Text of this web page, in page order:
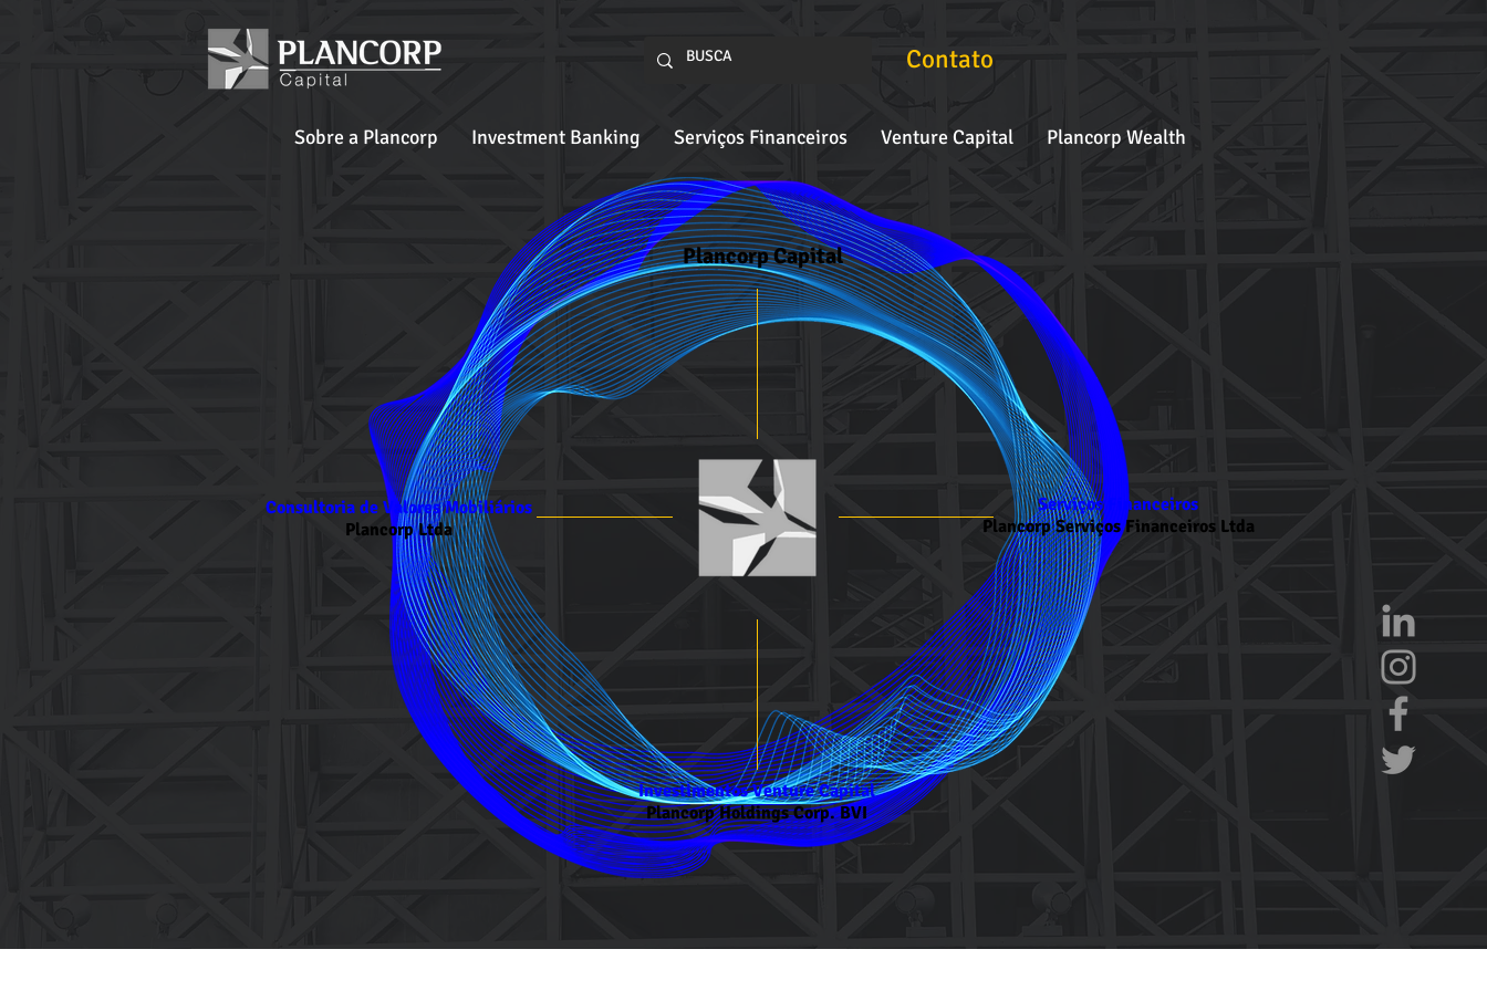
Contato
Sobre a Plancorp Investment Banking Serviços Financeiros Venture Capital Plancorp Wealth
Investimentos Venture Capital
Plancorp Holdings Corp. BVI
Consultoria de Valores Mobiliários
Plancorp Ltda
Serviços Financeiros
Plancorp Serviços Financeiros Ltda
Plancorp Capital